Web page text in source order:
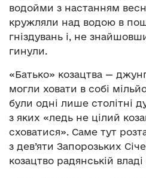
водойми з настанням
кружляли над водою в
гніздувань і, не
гинули.
«Батько» козацтва —
могли ховати в собі
були одні лише столітні
з яких «ледь не цілий
сховатися». Саме тут
з дев’яти Запорозьких
козацтво радянській